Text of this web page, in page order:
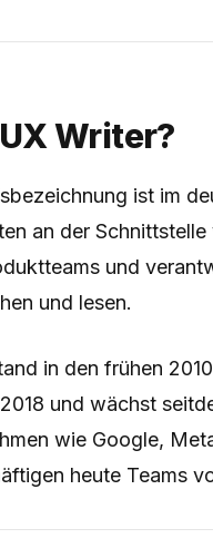
Writer?
ist im
an der
und
und lesen.
in den frühen
und wächst
wie Google,
heute Teams